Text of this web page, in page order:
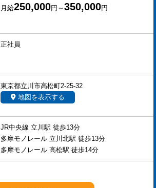
月給250,000円～350,000円
正社員
東京都立川市高松町2-25-32
地図を表示する
JR中央線 立川駅 徒歩13分
多摩モノレール 立川北駅 徒歩13分
多摩モノレール 高松駅 徒歩14分